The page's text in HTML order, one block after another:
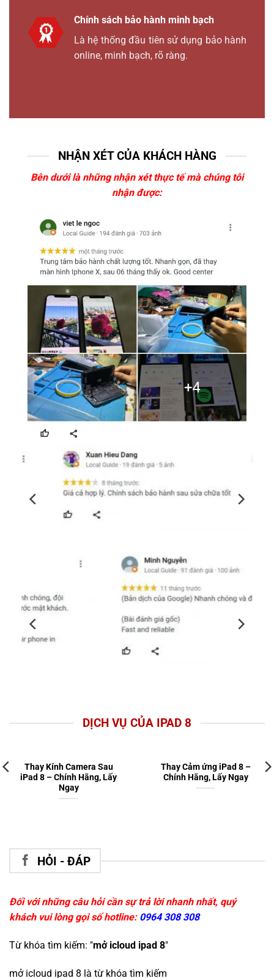
Chính sách bảo hành minh bạch
Là hệ thống đầu tiên sử dụng bảo hành
online, minh bạch, rõ ràng.
NHẬN XÉT CỦA KHÁCH HÀNG
Bên dưới là những nhận xét thực tế mà chúng tôi
nhận được:
DỊCH VỤ CỦA IPAD 8
Thay Kính Camera Sau
iPad 8 – Chính Hãng, Lấy
Ngay
Thay Cảm ứng iPad 8 –
Chính Hãng, Lấy Ngay
HỎI - ĐÁP
Đối với những câu hỏi cần sự trả lời nhanh nhất, quý
khách vui lòng gọi số hotline: 0964 308 308
Từ khóa tìm kiếm: "mở icloud ipad 8"
mở icloud ipad 8 là từ khóa tìm kiếm